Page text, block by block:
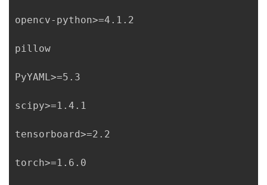
opencv-python>=4.1.2
pillow
PyYAML>=5.3
scipy>=1.4.1
tensorboard>=2.2
torch>=1.6.0